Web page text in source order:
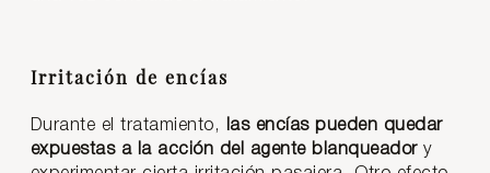
Irritación de encías
Durante el tratamiento,
las encías pueden quedar
expuestas a la acción del agente blanqueadory